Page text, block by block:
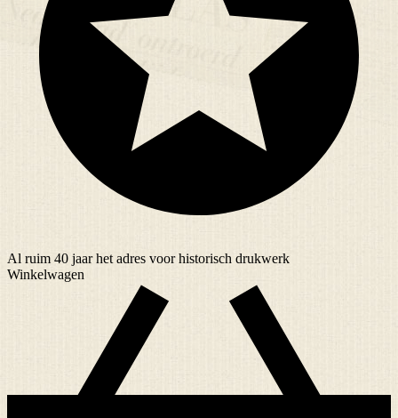
Al ruim 40 jaarhet adres voor historisch drukwerk
Winkelwagen